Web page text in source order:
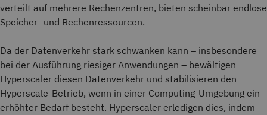
verteilt auf mehrere Rechenzentren, bieten scheinbar endlose
Speicher- und Rechenressourcen.
Da der Datenverkehr stark schwanken kann – insbesondere
bei der Ausführung riesiger Anwendungen – bewältigen
Hyperscaler diesen Datenverkehr und stabilisieren den
Hyperscale-Betrieb, wenn in einer Computing-Umgebung ein
erhöhter Bedarf besteht. Hyperscaler erledigen dies, indem